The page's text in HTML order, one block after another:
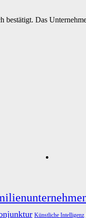
Das
Künstliche Intelligenz